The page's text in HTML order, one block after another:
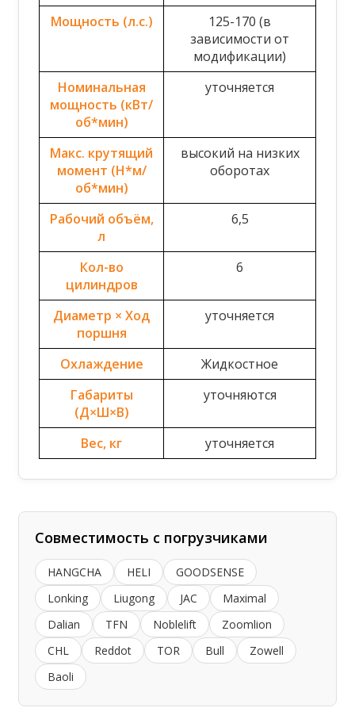
Мощность (л.с.)
125-170 (в
зависимости от
модификации)
Номинальная
мощность (кВт/
об*мин)
уточняется
Макс. крутящий
момент (Н*м/
об*мин)
высокий на низких
оборотах
Рабочий объём,
л
6,5
Кол-во
цилиндров
6
Диаметр × Ход
поршня
уточняется
Охлаждение
Жидкостное
Габариты
(Д×Ш×В)
уточняются
Вес, кг уточняется
Совместимость с погрузчиками
HANGCHA HELI
GOODSENSE
Lonking
Liugong JAC
Maximal
Dalian
TFN Noblelift
Zoomlion
CHL
Reddot TOR Bull
Zowell
Baoli